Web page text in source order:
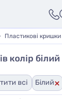
Пластикові
колір білий
всі Білий×